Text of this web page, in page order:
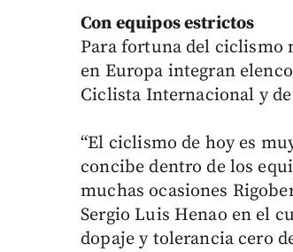
Con equipos estrictos
Para fortuna del ciclismo
en Europa integran
Ciclista Internacional y
“El ciclismo de hoy es
concibe dentro de los
muchas ocasiones
Sergio Luis Henao en el
dopaje y tolerancia cero